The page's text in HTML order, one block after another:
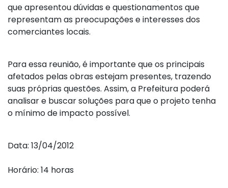
que apresentou dúvidas e questionamentos que
representam as preocupações e interesses dos
comerciantes locais.
Para essa reunião, é importante que os principais
afetados pelas obras estejam presentes, trazendo
suas próprias questões. Assim, a Prefeitura poderá
analisar e buscar soluções para que o projeto tenha
o mínimo de impacto possível.
Data: 13/04/2012
Horário: 14 horas